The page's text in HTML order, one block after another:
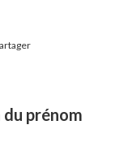
prénom